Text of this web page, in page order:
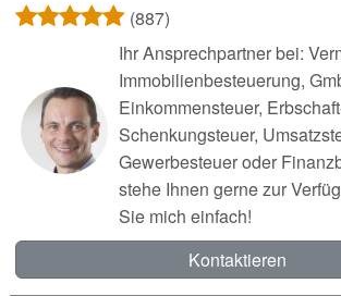
(887)
Ihr Ansprechpartner bei:
Immobilienbesteuerung,
Einkommensteuer,
Schenkungsteuer,
Gewerbesteuer oder
stehe Ihnen gerne zur
Sie mich einfach!
Kontaktieren